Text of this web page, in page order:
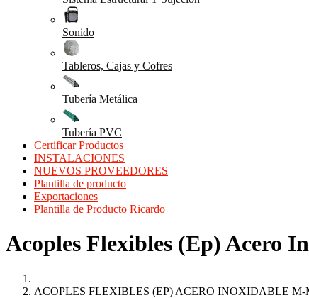
Sonido
Tableros, Cajas y Cofres
Tubería Metálica
Tubería PVC
Certificar Productos
INSTALACIONES
NUEVOS PROVEEDORES
Plantilla de producto
Exportaciones
Plantilla de Producto Ricardo
Acoples Flexibles (Ep) Acero
ACOPLES FLEXIBLES (EP) ACERO INOXIDABLE